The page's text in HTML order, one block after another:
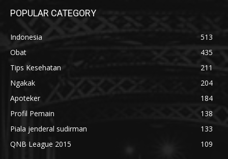
POPULAR CATEGORY
Indonesia
513
Obat
435
Tips Kesehatan
211
Ngakak
204
Apoteker
184
Profil Pemain
138
Piala jenderal sudirman
133
QNB League 2015
109